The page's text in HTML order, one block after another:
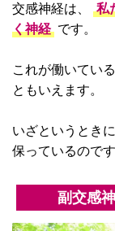
交感神経は、
私
く神経 です。
これが働いてい
ともいえます。
いざというとき
保っているのです
副交感